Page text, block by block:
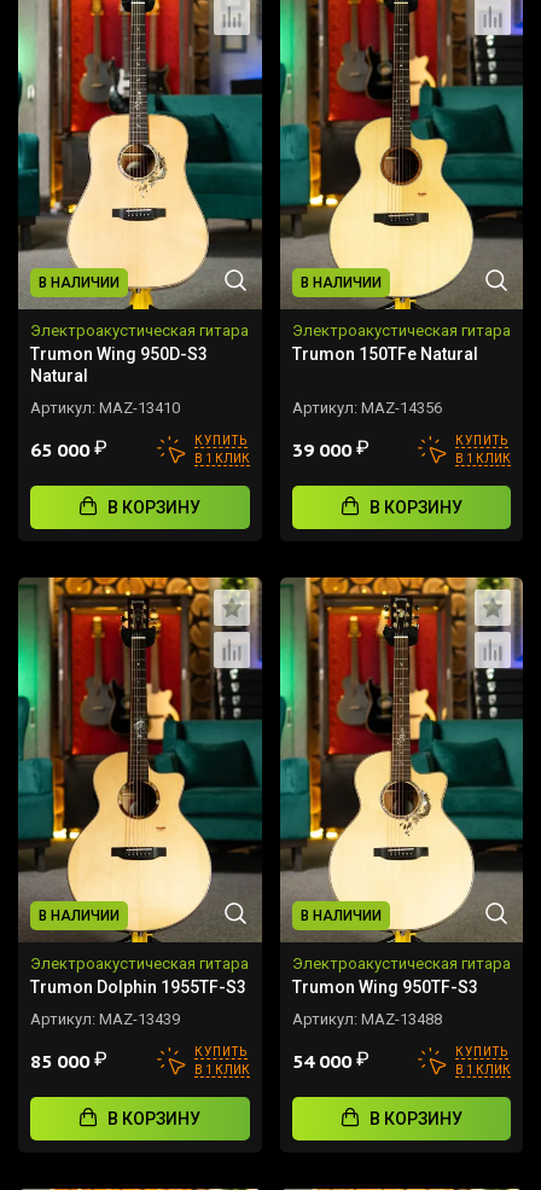
В НАЛИЧИИ
Электроакустическая гитара
Trumon Wing 950D-S3
Natural
Артикул: MAZ-13410
65 000₽
КУПИТЬ
В 1 КЛИК
В КОРЗИНУ
В НАЛИЧИИ
Электроакустическая гитара
Trumon 150TFe Natural
Артикул: MAZ-14356
39 000₽
КУПИТЬ
В 1 КЛИК
В КОРЗИНУ
В НАЛИЧИИ
Электроакустическая гитара
Trumon Dolphin 1955TF-S3
Артикул: MAZ-13439
85 000₽
КУПИТЬ
В 1 КЛИК
В КОРЗИНУ
В НАЛИЧИИ
Электроакустическая гитара
Trumon Wing 950TF-S3
Артикул: MAZ-13488
54 000₽
КУПИТЬ
В 1 КЛИК
В КОРЗИНУ